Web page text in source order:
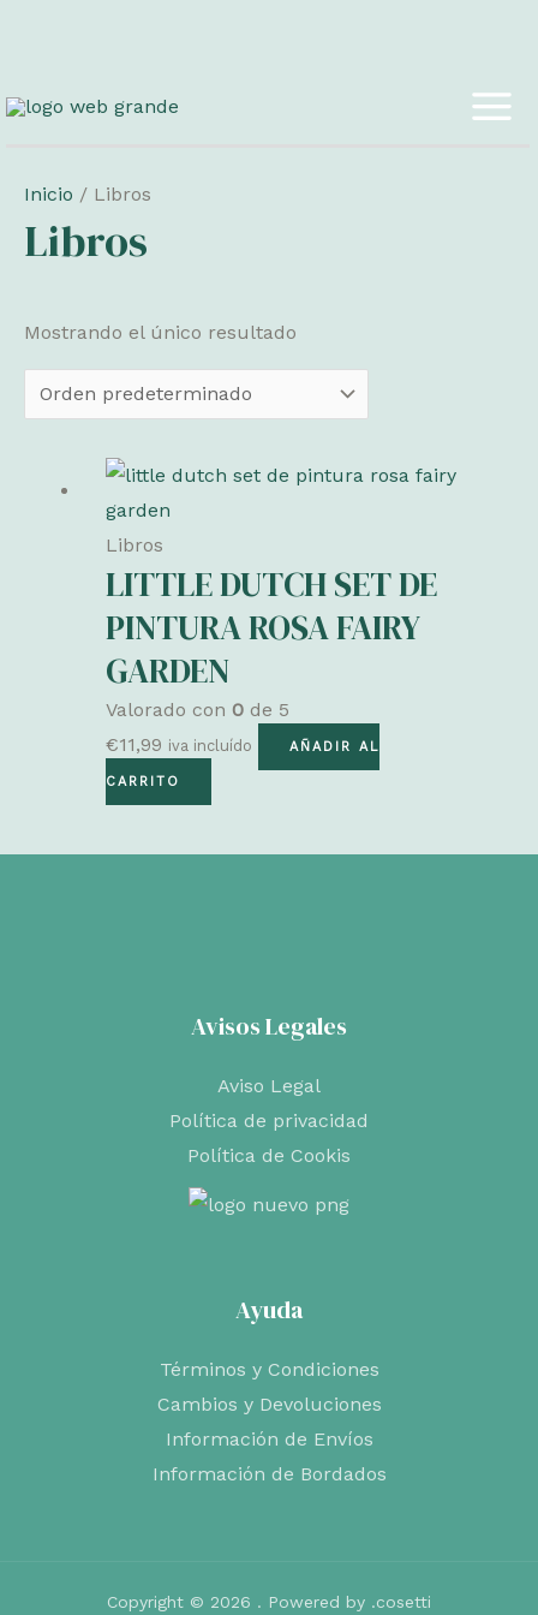
al
Inicio / Libros
Libros
Mostrando el único resultado
Libros
LITTLE DUTCH SET DE
PINTURA ROSA FAIRY
GARDEN
Valorado con 0 de 5
€11,99 iva incluído AÑADIR AL
CARRITO
Avisos Legales
Aviso Legal
Política de privacidad
Política de Cookis
Ayuda
Términos y Condiciones
Cambios y Devoluciones
Información de Envíos
Información de Bordados
Copyright © 2026 . Powered by .cosetti